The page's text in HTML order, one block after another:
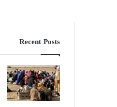
Recent Posts